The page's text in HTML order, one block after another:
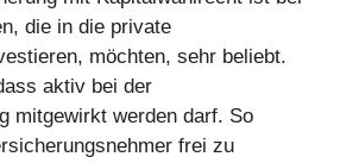
die in die private
möchten, sehr beliebt.
aktiv bei der
mitgewirkt werden darf. So
frei zu